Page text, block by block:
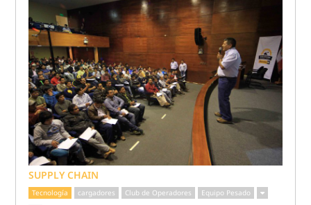
SUPPLY CHAIN
Tecnología cargadores Club de Operadores Equipo Pesado